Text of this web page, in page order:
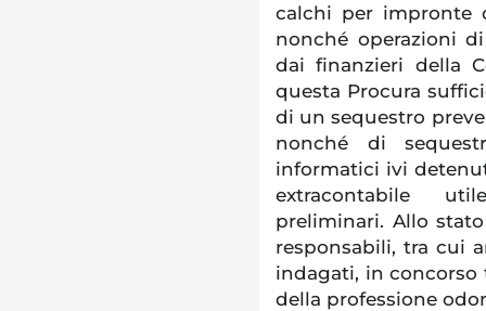
calchi per impronte
nonché operazioni
dai finanzieri della
questa Procura
di un sequestro
nonché di
informatici ivi
extracontabile
preliminari. Allo
responsabili, tra cui
indagati, in concorso
della professione